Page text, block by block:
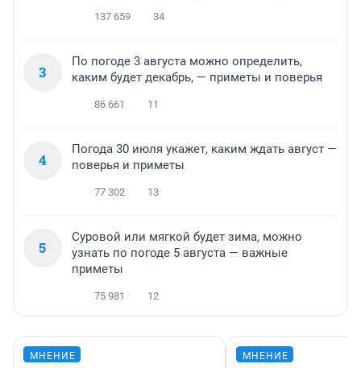
137 659 34
3
По погоде 3 августа можно определить,
каким будет декабрь, — приметы и поверья
86 661 11
4
Погода 30 июля укажет, каким ждать август —
поверья и приметы
77 302 13
5
Суровой или мягкой будет зима, можно
узнать по погоде 5 августа — важные
приметы
75 981 12
МНЕНИЕ МНЕНИЕ